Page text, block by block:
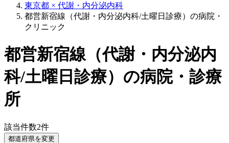
東京都 × 代謝・内分泌内科
都営新宿線（代謝・内分泌内科/土曜日診療）の病院・
クリニック
都営新宿線（代謝・内分泌内
科/土曜日診療） の病院・診療
所
該当件数2件
都道府県を変更